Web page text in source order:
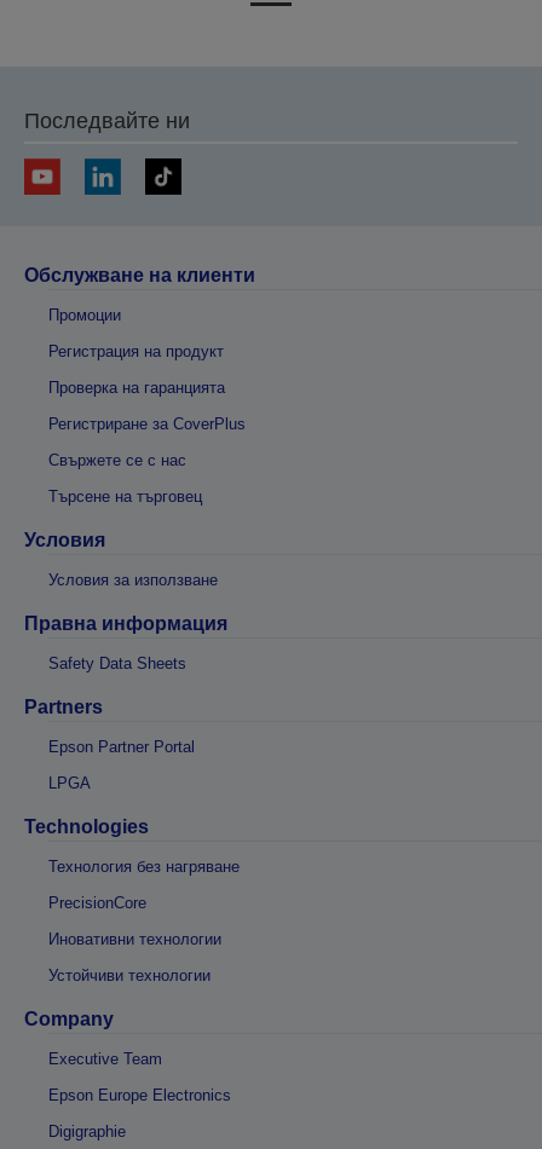
Последвайте ни
Обслужване на клиенти
Промоции
Регистрация на продукт
Проверка на гаранцията
Регистриране за CoverPlus
Свържете се с нас
Търсене на търговец
Условия
Условия за използване
Правна информация
Safety Data Sheets
Partners
Epson Partner Portal
LPGA
Technologies
Технология без нагряване
PrecisionCore
Иновативни технологии
Устойчиви технологии
Company
Executive Team
Epson Europe Electronics
Digigraphie